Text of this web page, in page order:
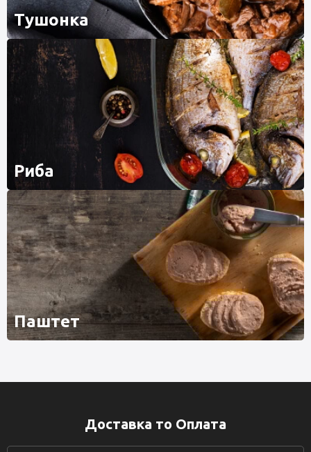
Тушонка
Риба
Паштет
Доставка то Оплата